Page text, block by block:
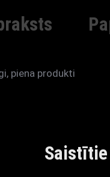
piena produkti